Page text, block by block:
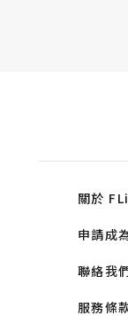
關於
申請成
聯絡我
服務條